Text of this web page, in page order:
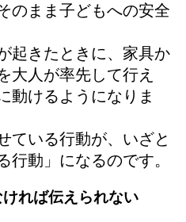
のまま子どもへの安全
起きたときに、家具か
大人が率先して行え
動けるようになりま
ている行動が、いざと
行動」になるのです。
ければ伝えられない